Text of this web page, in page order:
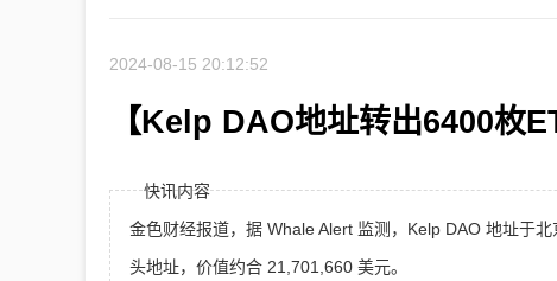
2024-08-15 20:12:52
【Kelp DAO地址转出6400枚
快讯内容
金色财经报道，据 Whale Alert 监测，Kelp DAO 地址于
头地址，价值约合 21,701,660 美元。